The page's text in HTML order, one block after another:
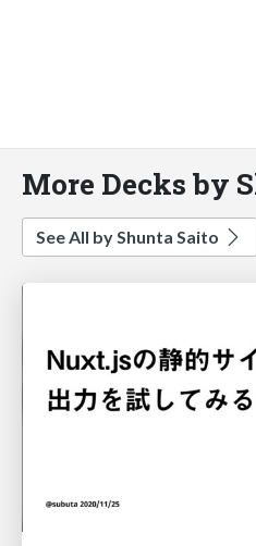
More Decks by
See All by Shunta Saito